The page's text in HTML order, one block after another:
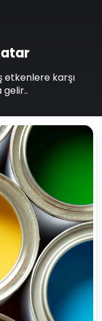
etkenlere karşı
gelir..